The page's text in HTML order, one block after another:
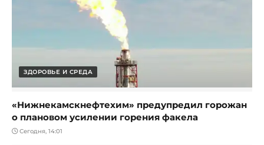
ЗДОРОВЬЕ И СРЕДА
«Нижнекамскнефтехим» предупредил горожан
о плановом усилении горения факела
Сегодня, 14:01